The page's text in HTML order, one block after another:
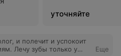
уточняйте
и полечит и успокоит
Лечу зубы только у
Еще